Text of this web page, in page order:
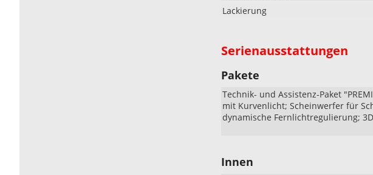
Lackierung
Serienausstattungen
Pakete
Technik- und Assistenz-Paket
mit Kurvenlicht; Scheinwerfer für
dynamische Fernlichtregulierung;
Innen